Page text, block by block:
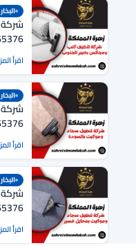
البخار
شركة
0538965376
اقرأ
البخار
0538965376
اقرأ
البخار
اقرأ